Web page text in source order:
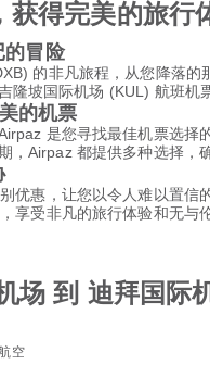
获得完美的旅行
的冒险
的非凡旅程，从您降落
隆坡国际机场 (KUL) 航班机
的机票
是您寻找最佳机票选
，Airpaz 都提供多种选择，
优惠，让您以令人难以置
享受非凡的旅行体验和无与
场 到 迪拜国际
空